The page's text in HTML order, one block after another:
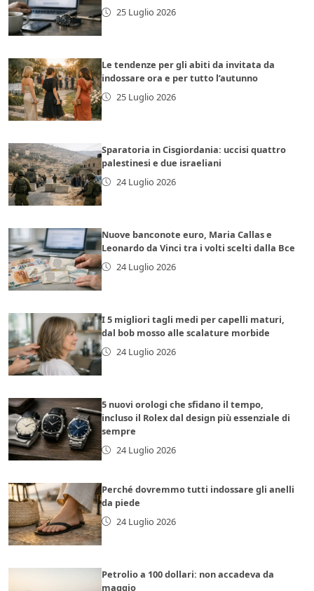
25 Luglio 2026
Le tendenze per gli abiti da invitata da
indossare ora e per tutto l’autunno
25 Luglio 2026
Sparatoria in Cisgiordania: uccisi quattro
palestinesi e due israeliani
24 Luglio 2026
Nuove banconote euro, Maria Callas e
Leonardo da Vinci tra i volti scelti dalla Bce
24 Luglio 2026
I 5 migliori tagli medi per capelli maturi,
dal bob mosso alle scalature morbide
24 Luglio 2026
5 nuovi orologi che sfidano il tempo,
incluso il Rolex dal design più essenziale di
sempre
24 Luglio 2026
Perché dovremmo tutti indossare gli anelli
da piede
24 Luglio 2026
Petrolio a 100 dollari: non accadeva da
maggio